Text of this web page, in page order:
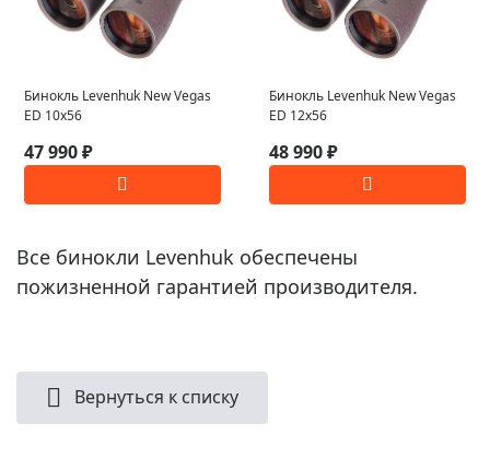
Бинокль Levenhuk New Vegas
ED 10x56
47 990 ₽
Бинокль Levenhuk New Vegas
ED 12x56
48 990 ₽
Все бинокли Levenhuk обеспечены
пожизненной гарантией производителя.
Вернуться к списку